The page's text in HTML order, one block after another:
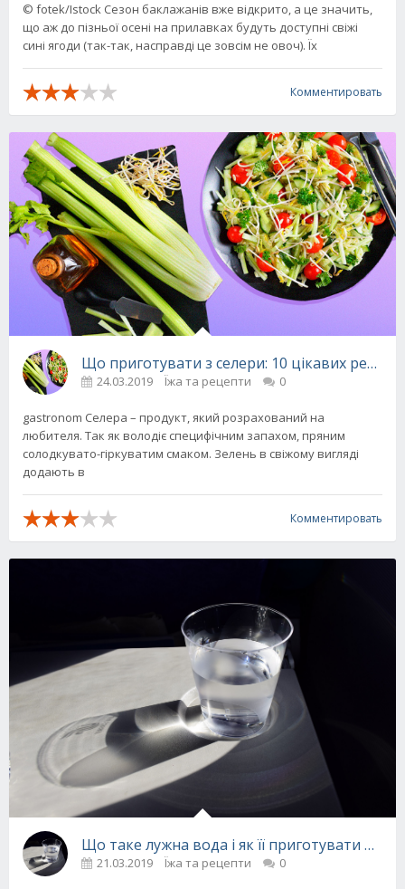
© fotek/Istock Сезон баклажанів вже відкрито, а це значить,
що аж до пізньої осені на прилавках будуть доступні свіжі
сині ягоди (так-так, насправді це зовсім не овоч). Їх
Комментировать
Що приготувати з селери: 10 цікавих
24.03.2019 Їжа та рецепти 0
gastronom Селера – продукт, який розрахований на
любителя. Так як володіє специфічним запахом, пряним
солодкувато-гіркуватим смаком. Зелень в свіжому вигляді
додають в
Комментировать
Що таке лужна вода і як її приготувати в
21.03.2019 Їжа та рецепти 0